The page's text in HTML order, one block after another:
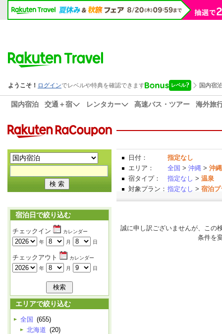
国内宿泊 交通＋宿 レンタカー 高速バス・ツアー 海外旅
日付：
指定なし
エリア：
全国 > 沖縄> 沖
宿タイプ：
指定なし > 温泉
対象プラン： 指定なし > 宿泊プ
宿泊日で絞り込む
チェックイン
カレンダー
年
月 日
チェックアウト
カレンダー
年
月 日
エリアで絞り込む
全国 (655)
北海道 (20)
誠に申し訳ございませんが、この
条件を